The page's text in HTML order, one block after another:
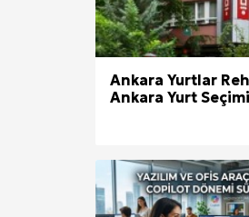
Ankara Yurtlar
Ankara Yurt